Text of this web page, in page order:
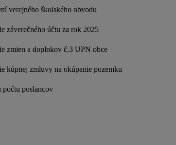
verejného školského obvodu
záverečného účtu za rok 2025
zmien a doplnkov č.3 UPN obce
kúpnej zmluvy na okúpanie pozemku
poslancov